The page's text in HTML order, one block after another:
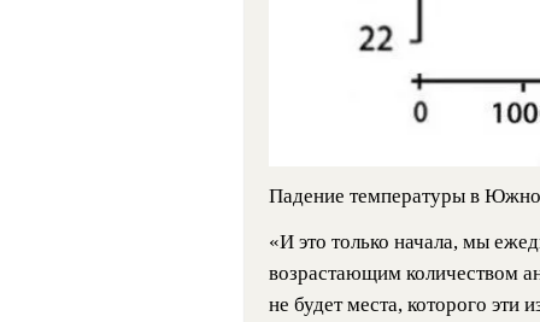
Падение температуры в
«И это только начала, мы
возрастающим количеством
не будет места, которого эти